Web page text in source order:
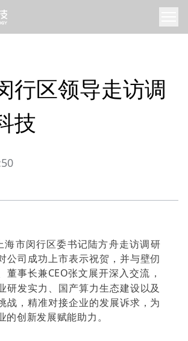
行区领导走访调
技
海市闵行区委书记陆方舟走访调研
公司成功上市表示祝贺，并与壁仞
董事长兼CEO张文展开深入交流，
研发实力、国产算力生态建设以及
战，精准对接企业的发展诉求，为
的创新发展赋能助力。